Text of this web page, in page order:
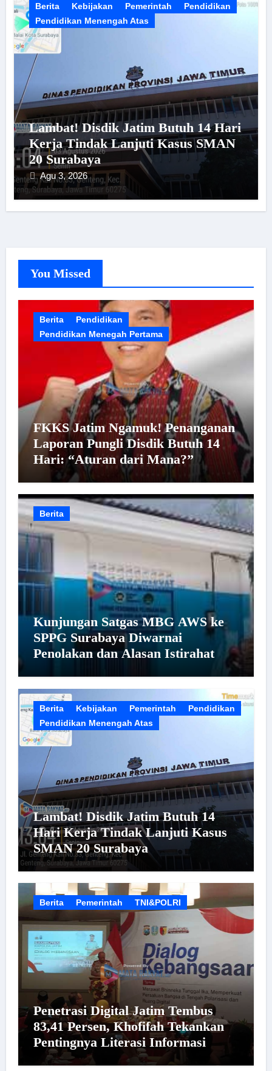
Berita Kebijakan Pemerintah
Pendidikan
Pendidikan Menengah Atas
Lambat! Disdik Jatim Butuh 14 Hari
Kerja Tindak Lanjuti Kasus SMAN
20 Surabaya
Agu 3, 2026
You Missed
Berita
Pendidikan
Pendidikan Menegah Pertama
FKKS Jatim Ngamuk! Penanganan
Laporan Pungli Disdik Butuh 14
Hari: “Aturan dari Mana?”
Berita
Kunjungan Satgas MBG AWS ke
SPPG Surabaya Diwarnai
Penolakan dan Alasan Istirahat
Berita Kebijakan Pemerintah
Pendidikan
Pendidikan Menengah Atas
Lambat! Disdik Jatim Butuh 14
Hari Kerja Tindak Lanjuti Kasus
SMAN 20 Surabaya
Berita Pemerintah TNI&POLRI
Penetrasi Digital Jatim Tembus
83,41 Persen, Khofifah Tekankan
Pentingnya Literasi Informasi